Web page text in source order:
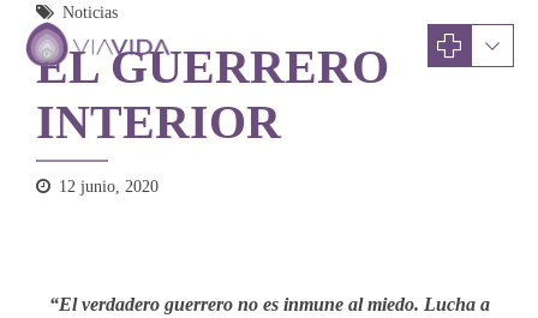
Noticias
EL GUERRERO
INTERIOR
12 junio, 2020
“El verdadero guerrero no es inmune al miedo. Lucha a